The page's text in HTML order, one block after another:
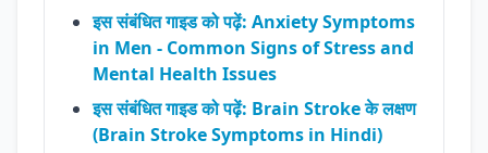
इस संबंधित गाइड को पढ़ें: Anxiety Symptoms
in Men - Common Signs of Stress and
Mental Health Issues
इस संबंधित गाइड को पढ़ें: Brain Stroke के लक्षण
(Brain Stroke Symptoms in Hindi)